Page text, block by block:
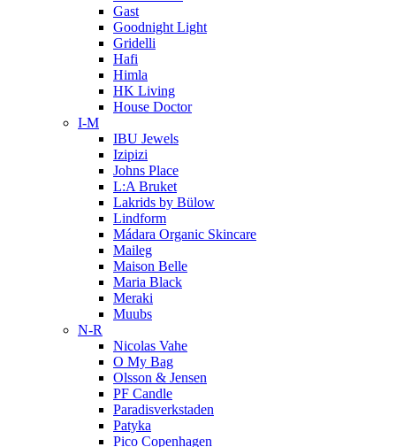
Gast
Goodnight Light
Gridelli
Hafi
Himla
HK Living
House Doctor
I-M
IBU Jewels
Izipizi
Johns Place
L:A Bruket
Lakrids by Bülow
Lindform
Mádara Organic Skincare
Maileg
Maison Belle
Maria Black
Meraki
Muubs
N-R
Nicolas Vahe
O My Bag
Olsson & Jensen
PF Candle
Paradisverkstaden
Patyka
Pico Copenhagen